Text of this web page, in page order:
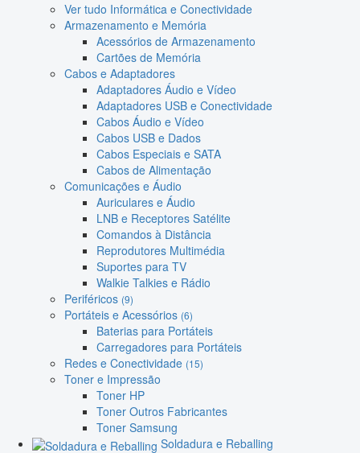
Ver tudo Informática e Conectividade
Armazenamento e Memória
Acessórios de Armazenamento
Cartões de Memória
Cabos e Adaptadores
Adaptadores Áudio e Vídeo
Adaptadores USB e Conectividade
Cabos Áudio e Vídeo
Cabos USB e Dados
Cabos Especiais e SATA
Cabos de Alimentação
Comunicações e Áudio
Auriculares e Áudio
LNB e Receptores Satélite
Comandos à Distância
Reprodutores Multimédia
Suportes para TV
Walkie Talkies e Rádio
Periféricos (9)
Portáteis e Acessórios (6)
Baterias para Portáteis
Carregadores para Portáteis
Redes e Conectividade (15)
Toner e Impressão
Toner HP
Toner Outros Fabricantes
Toner Samsung
Soldadura e Reballing